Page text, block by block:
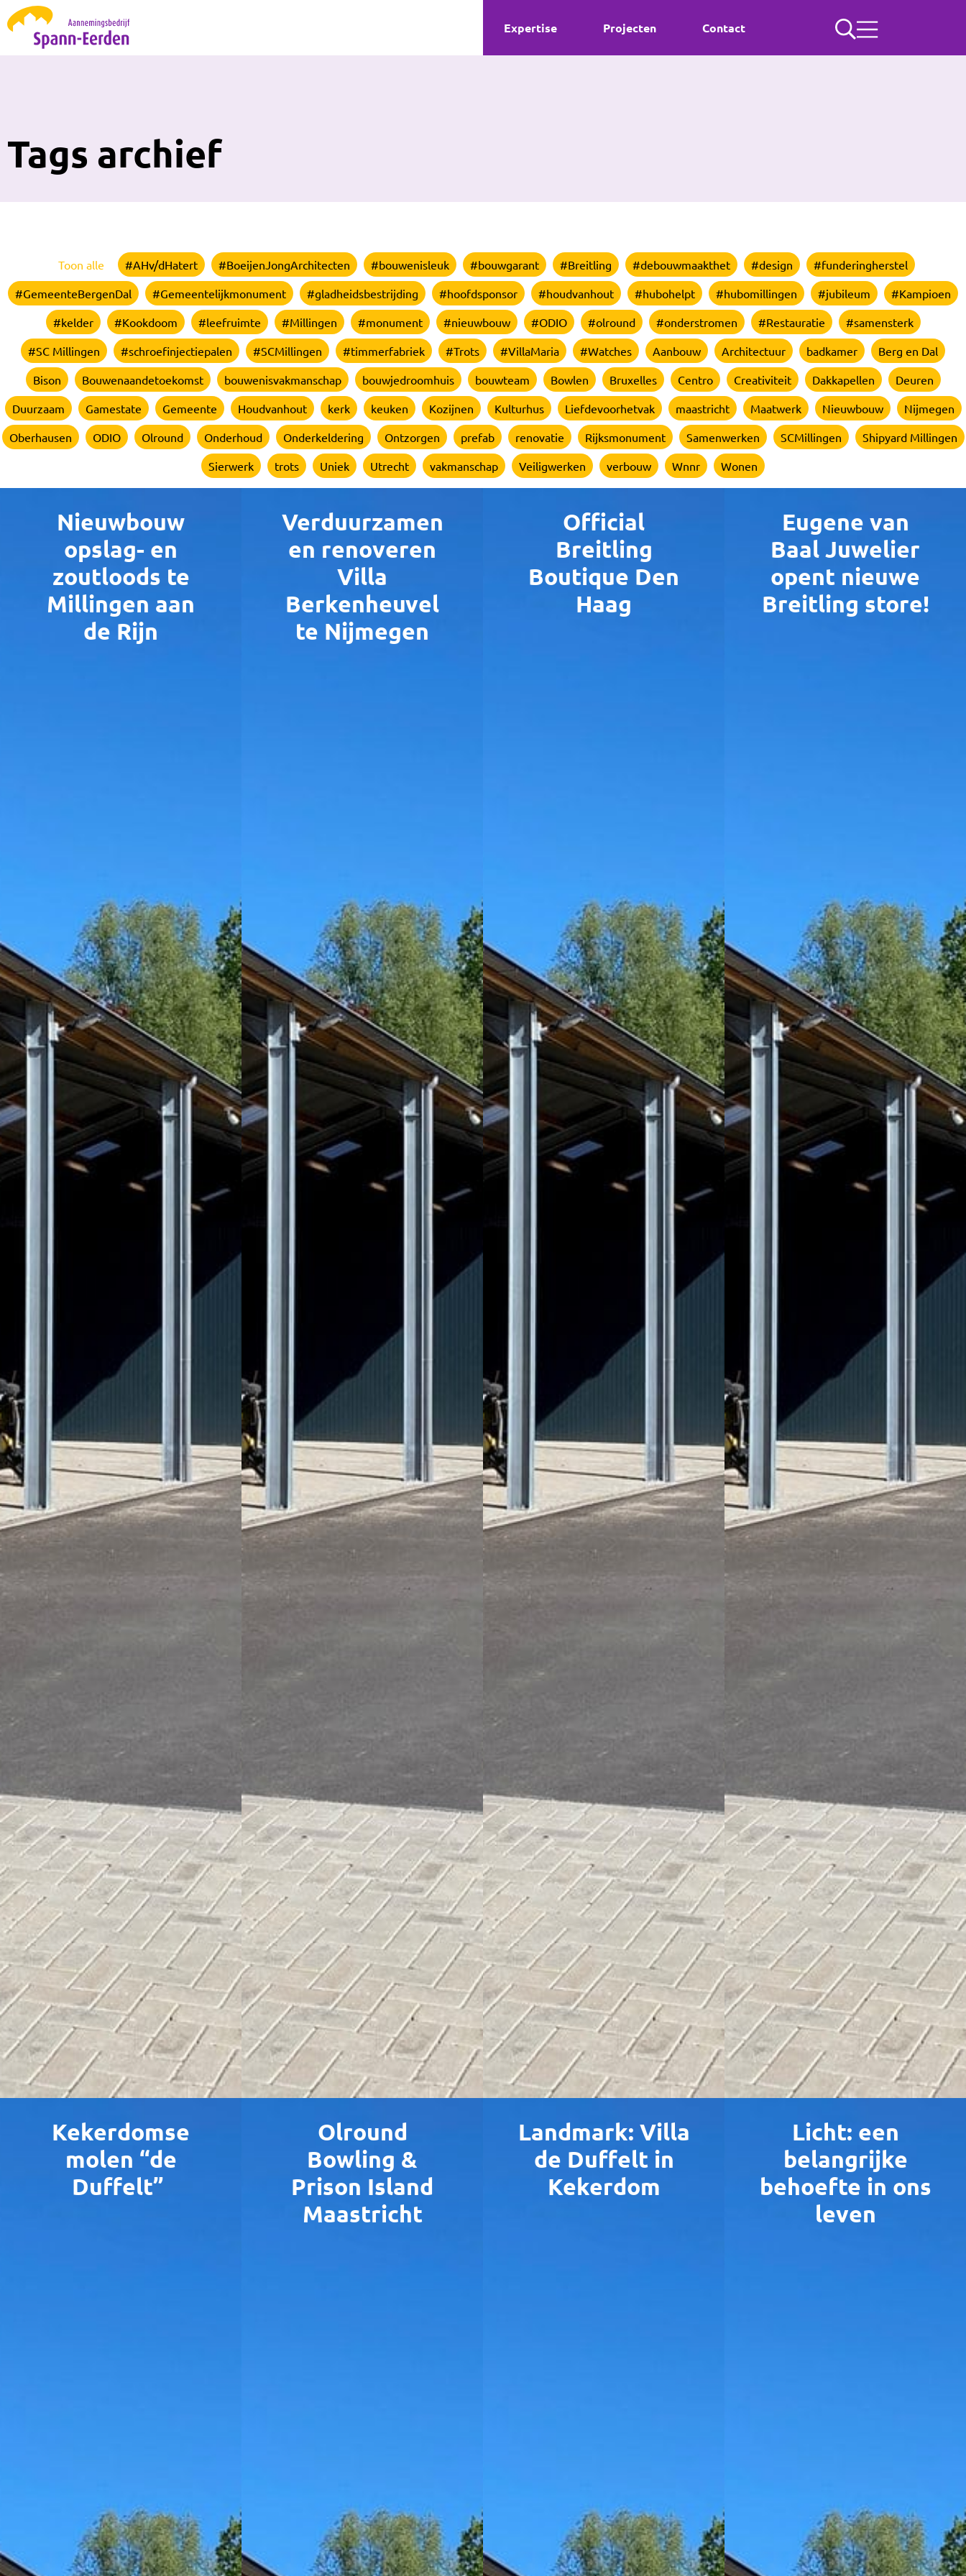
Expertise Projecten Contact
Tags archief
Toon alle #AHv/dHatert #BoeijenJongArchitecten #bouwenisleuk #bouwgarant #Breitling #debouwmaakthet #design
#funderingherstel
#GemeenteBergenDal
#Gemeentelijkmonument #gladheidsbestrijding #hoofdsponsor #houdvanhout #hubohelpt #hubomillingen #jubileum
#Kampioen
#kelder
#Kookdoom #leefruimte #Millingen #monument #nieuwbouw #ODIO #olround #onderstromen #Restauratie
#samensterk
#SC Millingen
#schroefinjectiepalen #SCMillingen #timmerfabriek #Trots #VillaMaria #Watches Aanbouw Architectuur badkamer
Berg en Dal
Bison
Bouwenaandetoekomst bouwenisvakmanschap bouwjedroomhuis bouwteam Bowlen Bruxelles Centro Creativiteit Dakkapellen
Deuren
Duurzaam
Gamestate Gemeente Houdvanhout kerk keuken Kozijnen Kulturhus Liefdevoorhetvak maastricht Maatwerk Nieuwbouw
Nijmegen
Oberhausen
ODIO Olround Onderhoud Onderkeldering Ontzorgen prefab renovatie Rijksmonument Samenwerken SCMillingen
Shipyard Millingen
Sierwerk
trots Uniek Utrecht vakmanschap Veiligwerken verbouw Wnnr Wonen
Nieuwbouw
opslag- en
zoutloods te
Millingen aan
de Rijn
Verduurzamen
en renoveren
Villa
Berkenheuvel
te Nijmegen
Official
Breitling
Boutique Den
Haag
Eugene van
Baal Juwelier
opent nieuwe
Breitling store!
Kekerdomse
molen “de
Duffelt”
Olround
Bowling &
Prison Island
Maastricht
Landmark: Villa
de Duffelt in
Kekerdom
Licht: een
belangrijke
behoefte in ons
leven